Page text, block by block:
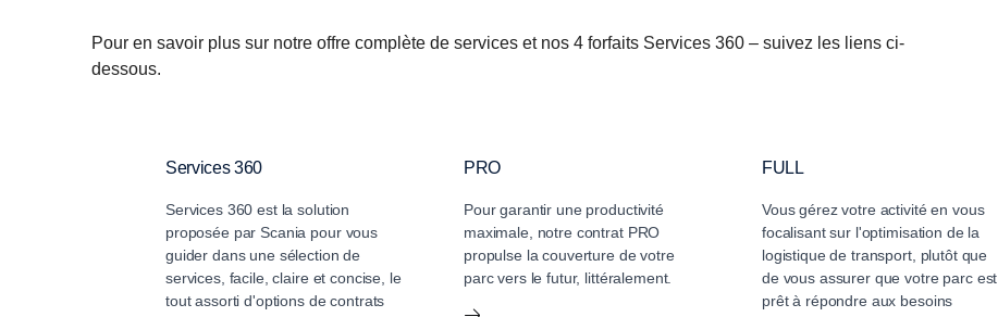
Pour en savoir plus sur notre offre complète de services et nos 4 forfaits Services 360 – suivez les liens ci-
dessous.
Services 360
Services 360 est la solution
proposée par Scania pour vous
guider dans une sélection de
services, facile, claire et concise, le
tout assorti d'options de contrats
PRO
Pour garantir une productivité
maximale, notre contrat PRO
propulse la couverture de votre
parc vers le futur, littéralement.
FULL
Vous gérez votre activité en vous
focalisant sur l'optimisation de la
logistique de transport, plutôt que
de vous assurer que votre parc est
prêt à répondre aux besoins